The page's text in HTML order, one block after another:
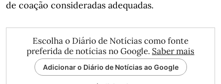
de coação consideradas adequadas.
Escolha o Diário de Notícias como fonte
preferida de notícias no Google. Saber mais
Adicionar o Diário de Notícias ao Google